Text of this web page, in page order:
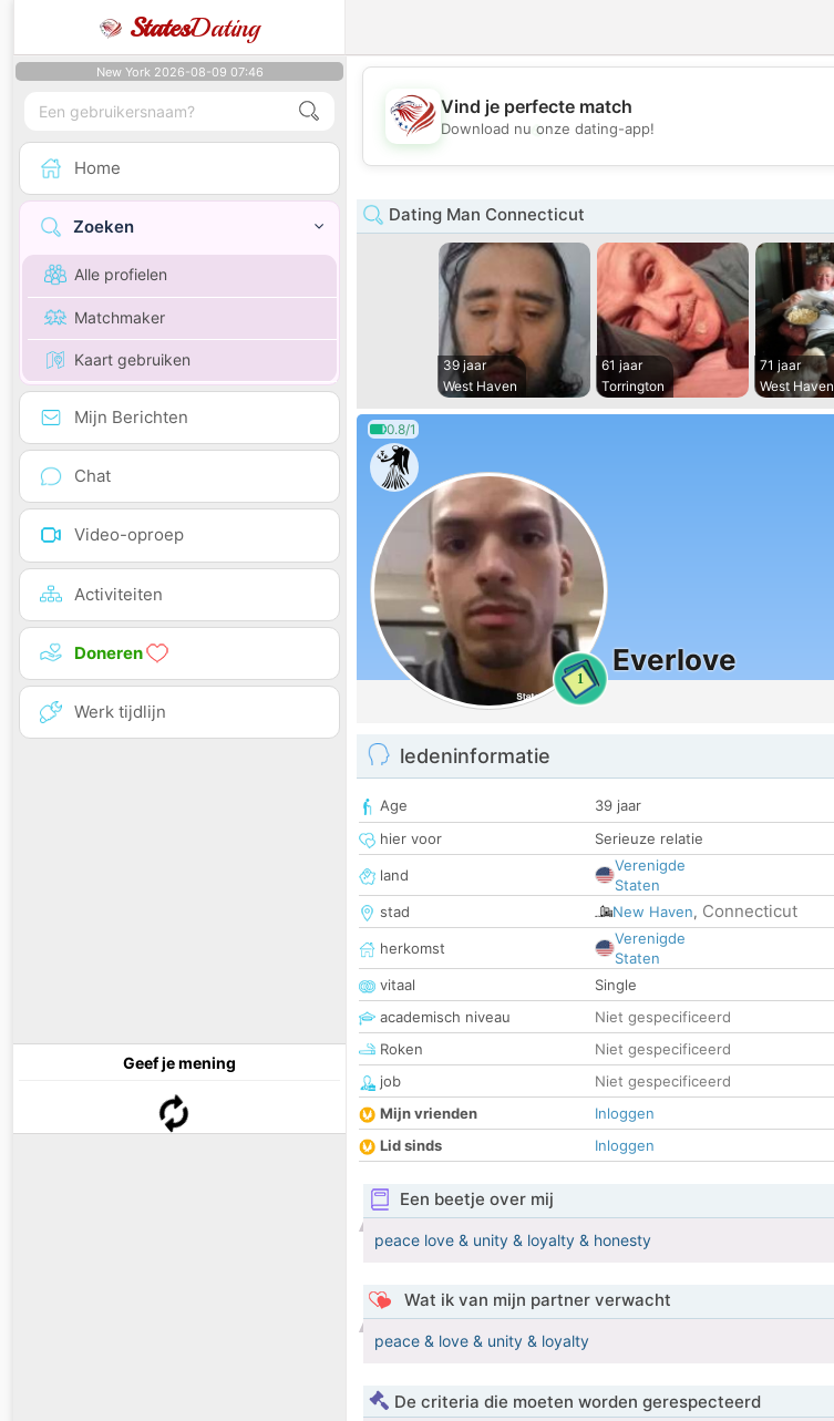
StatesDating
New York 2026-08-09 07:46
Home
Zoeken
Alle profielen
Matchmaker
Kaart gebruiken
Mijn Berichten
Chat
Video-oproep
Activiteiten
Doneren
Werk tijdlijn
Geef je mening
💕
Vind je perfecte match
Download nu onze dating-app!
Dating Man Connecticut
39 jaar
West Haven
61 jaar
Torrington
71 jaar
West Haven
0.8/1
1
Everlove
ledeninformatie
Age
39 jaar
hier voor
Serieuze relatie
land
Verenigde
Staten
stad
New Haven, Connecticut
herkomst
Verenigde
Staten
vitaal
Single
academisch niveau
Niet gespecificeerd
Roken
Niet gespecificeerd
job
Niet gespecificeerd
Mijn vrienden
Inloggen
Lid sinds
Inloggen
Een beetje over mij
peace love & unity & loyalty & honesty
Wat ik van mijn partner verwacht
peace & love & unity & loyalty
De criteria die moeten worden gerespecteerd